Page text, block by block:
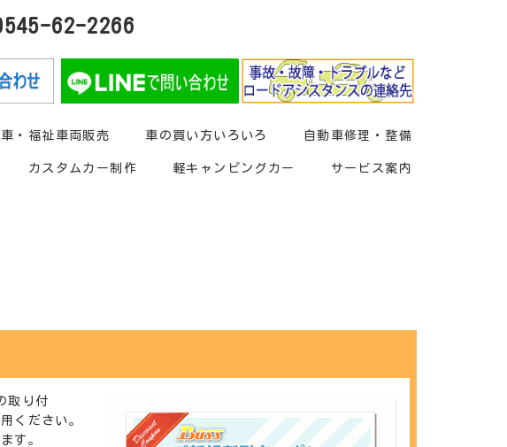
62-2266
・福祉車両販売 車の買い方いろいろ 自動車修理・整備
カスタムカー制作 軽キャンピングカー サービス案内
取り付
ください。
す。